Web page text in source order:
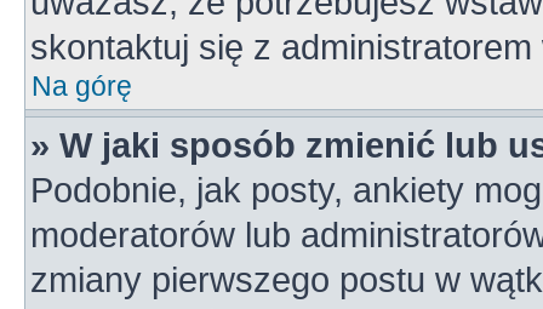
skontaktuj się z administratorem
Na górę
» W jaki sposób zmienić lub
Podobnie, jak posty, ankiety
moderatorów lub
zmiany pierwszego postu w